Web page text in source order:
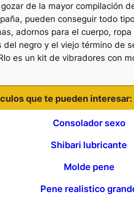
de la mayor compilación
pueden conseguir todo
adornos para el cuerpo,
del negro y el viejo término de
es un kit de vibradores con
que te pueden interesar:
Consolador sexo
Shibari lubricante
Molde pene
Pene realistico